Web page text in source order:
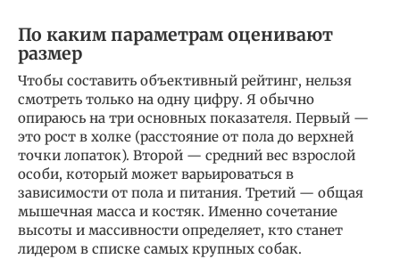
По каким параметрам оценивают
размер
Чтобы составить объективный рейтинг, нельзя
смотреть только на одну цифру. Я обычно
опираюсь на три основных показателя. Первый —
это рост в холке (расстояние от пола до верхней
точки лопаток). Второй — средний вес взрослой
особи, который может варьироваться в
зависимости от пола и питания. Третий — общая
мышечная масса и костяк. Именно сочетание
высоты и массивности определяет, кто станет
лидером в списке самых крупных собак.